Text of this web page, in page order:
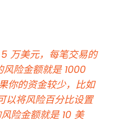
万美元，每笔交易的
险金额就是 1000
你的资金较少，比如
以将风险百分比设置
险金额就是 10 美